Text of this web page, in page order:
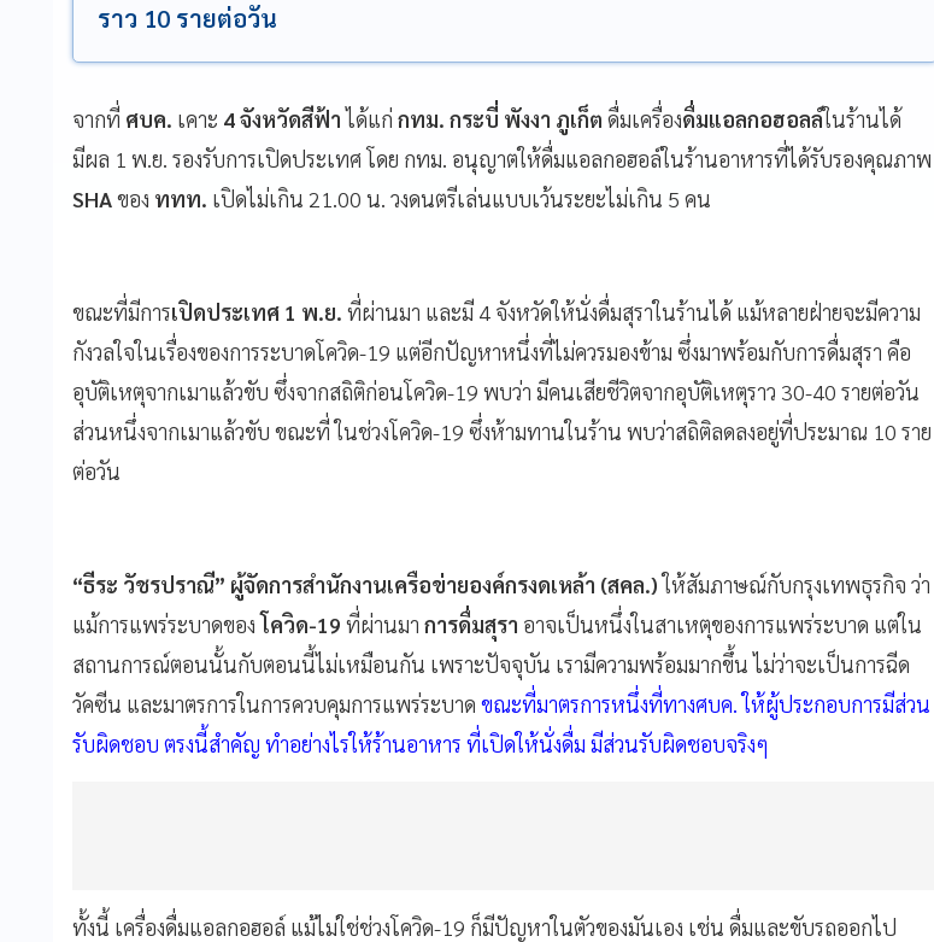
ราว 10 รายต่อวัน
จากที่ ศบค. เคาะ 4 จังหวัดสีฟ้าได้แก่ กทม. กระบี่ พังงา ภูเก็ต ดื่มเครื่องดื่มแอลกอฮอลล์ในร้านได้
มีผล 1 พ.ย. รองรับการเปิดประเทศ โดย กทม. อนุญาตให้ดื่มแอลกอฮอล์ในร้านอาหารที่ได้รับรองคุณภาพ
SHAของ ททท. เปิดไม่เกิน 21.00 น. วงดนตรีเล่นแบบเว้นระยะไม่เกิน 5 คน
ขณะที่มีการเปิดประเทศ 1 พ.ย. ที่ผ่านมา และมี 4 จังหวัดให้นั่งดื่มสุราในร้านได้ แม้หลายฝ่ายจะมีความ
กังวลใจในเรื่องของการระบาดโควิด-19 แต่อีกปัญหาหนึ่งที่ไม่ควรมองข้าม ซึ่งมาพร้อมกับการดื่มสุรา คือ
อุบัติเหตุจากเมาแล้วขับ ซึ่งจากสถิติก่อนโควิด-19 พบว่า มีคนเสียชีวิตจากอุบัติเหตุราว 30-40 รายต่อวัน
ส่วนหนึ่งจากเมาแล้วขับ ขณะที่ ในช่วงโควิด-19 ซึ่งห้ามทานในร้าน พบว่าสถิติลดลงอยู่ที่ประมาณ 10 ราย
ต่อวัน
“ธีระ วัชรปราณี” ผู้จัดการสำนักงานเครือข่ายองค์กรงดเหล้า (สคล.)ให้สัมภาษณ์กับกรุงเทพธุรกิจ ว่า
แม้การแพร่ระบาดของโควิด-19 ที่ผ่านมา การดื่มสุรา อาจเป็นหนึ่งในสาเหตุของการแพร่ระบาด แต่ใน
สถานการณ์ตอนนั้นกับตอนนี้ไม่เหมือนกัน เพราะปัจจุบัน เรามีความพร้อมมากขึ้น ไม่ว่าจะเป็นการฉีด
วัคซีน และมาตรการในการควบคุมการแพร่ระบาด ขณะที่มาตรการหนึ่งที่ทางศบค. ให้ผู้ประกอบการมีส่วน
รับผิดชอบ ตรงนี้สำคัญ ทำอย่างไรให้ร้านอาหาร ที่เปิดให้นั่งดื่ม มีส่วนรับผิดชอบจริงๆ
ทั้งนี้ เครื่องดื่มแอลกอฮอล์ แม้ไม่ใช่ช่วงโควิด-19 ก็มีปัญหาในตัวของมันเอง เช่น ดื่มและขับรถออกไป